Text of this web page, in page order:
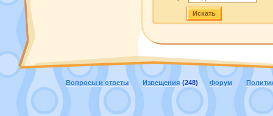
Искать
Вопросы и ответы Извещения (248) Форум